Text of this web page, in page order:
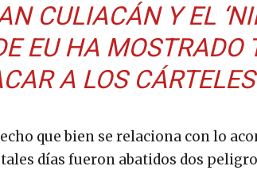
CULIACÁN Y EL
EU HA MOSTRADO
A LOS
que bien se relaciona con lo
días fueron abatidos dos